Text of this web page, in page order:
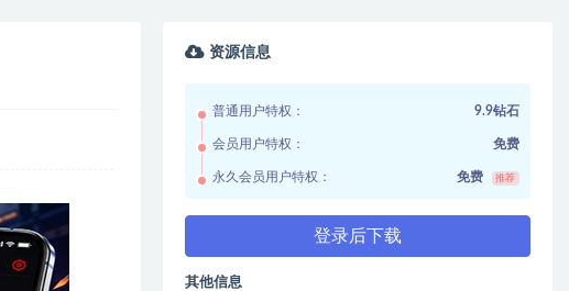
资源信息
普通用户特权： 9.9钻石
会员用户特权： 免费
永久会员用户特权： 免费 推荐
登录后下载
其他信息